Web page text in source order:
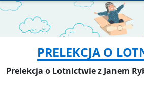
PRELEKCJA O
Prelekcja o Lotnictwie z Janem